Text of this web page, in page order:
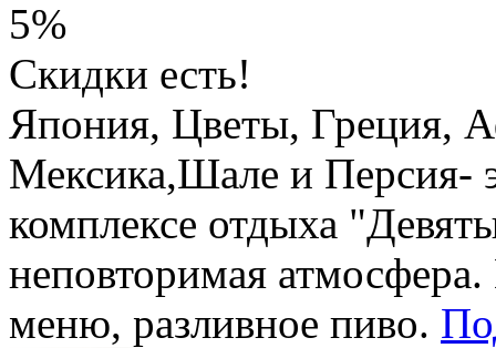
5%
Скидки есть!
Япония, Цветы, Греция,
Мексика,Шале и Персия-
комплексе отдыха
неповторимая
меню, разливное пиво.